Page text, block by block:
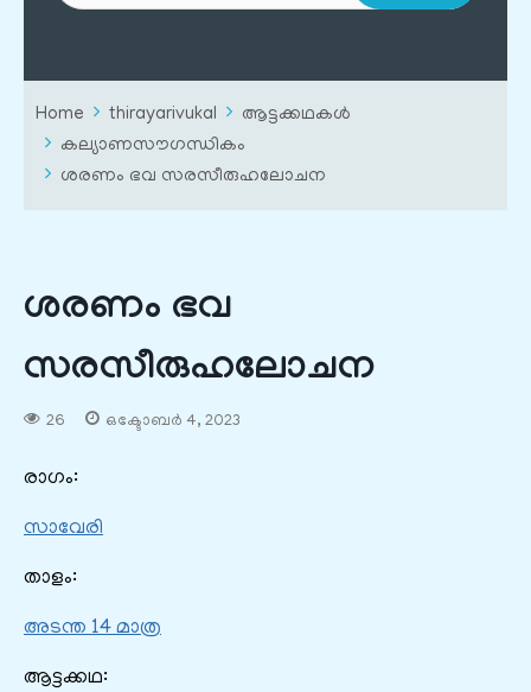
Home thirayarivukal
ആട്ടക്കഥകൾ
കല്യാണസൗഗന്ധികം
ശരണം ഭവ സരസീരുഹലോചന
ശരണം ഭവ
സരസീരുഹലോചന
26 ഒക്ടോബർ 4, 2023
രാഗം:
സാവേരി
താളം:
അടന്ത 14 മാത്ര
ആട്ടക്കഥ: